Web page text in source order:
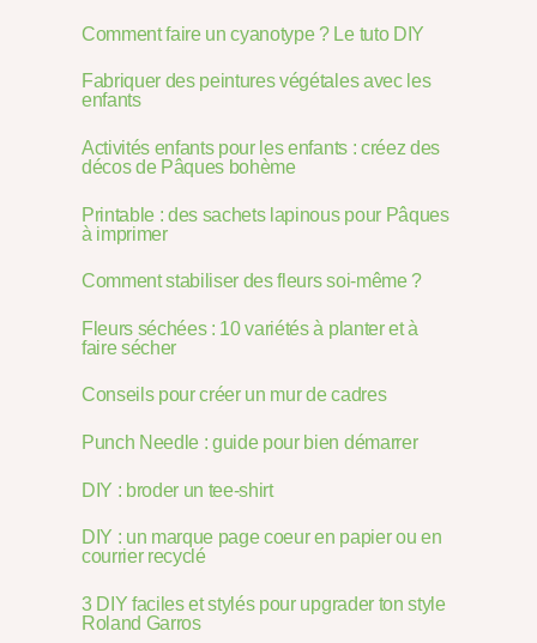
Comment faire un cyanotype ? Le tuto DIY
Fabriquer des peintures végétales avec les
enfants
Activités enfants pour les enfants : créez des
décos de Pâques bohème
Printable : des sachets lapinous pour Pâques
à imprimer
Comment stabiliser des fleurs soi-même ?
Fleurs séchées : 10 variétés à planter et à
faire sécher
Conseils pour créer un mur de cadres
Punch Needle : guide pour bien démarrer
DIY : broder un tee-shirt
DIY : un marque page coeur en papier ou en
courrier recyclé
3 DIY faciles et stylés pour upgrader ton style
Roland Garros